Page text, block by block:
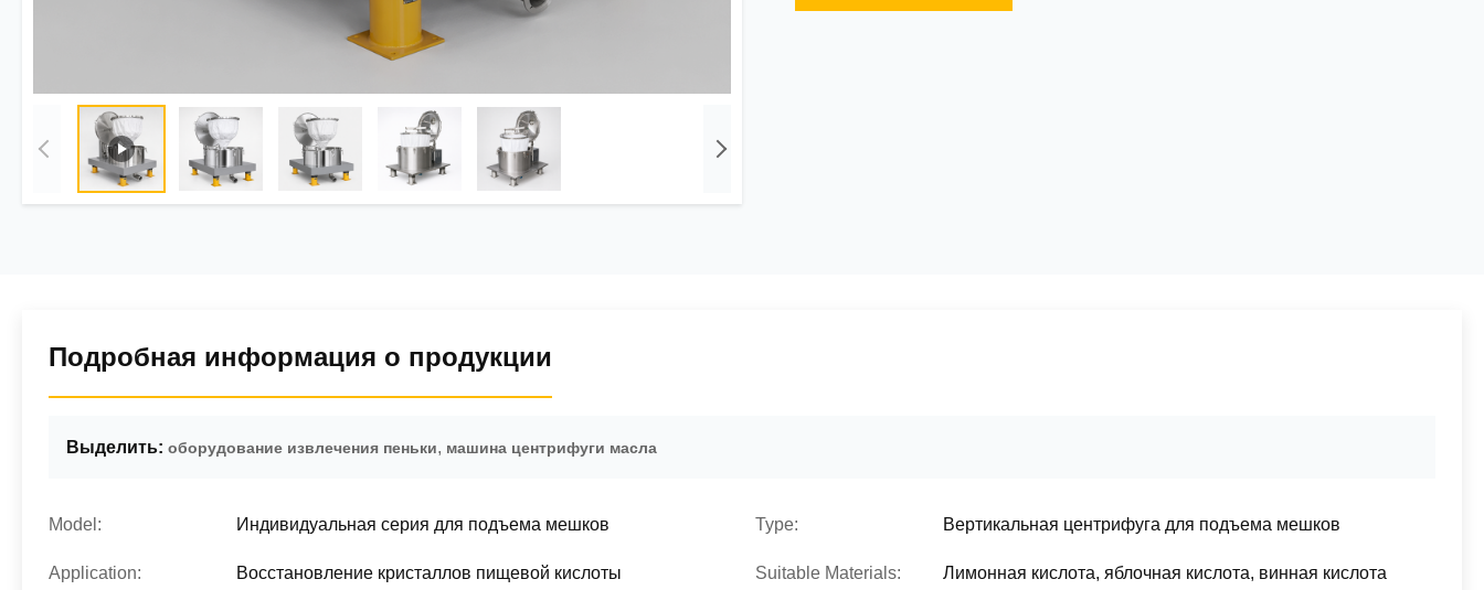
Подробная информация о продукции
Выделить: оборудование извлечения пеньки, машина центрифуги масла
Model: Индивидуальная серия для подъема мешков Type: Вертикальная центрифуга для подъема мешков
Application: Восстановление кристаллов пищевой кислоты Suitable Materials: Лимонная кислота, яблочная кислота, винная кислота